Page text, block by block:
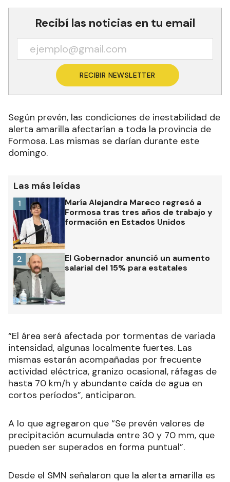
Recibí las noticias en tu email
RECIBIR NEWSLETTER
Según prevén, las condiciones de inestabilidad de
alerta amarilla afectarían a toda la provincia de
Formosa. Las mismas se darían durante este
domingo.
Las más leídas
María Alejandra Mareco regresó a
Formosa tras tres años de trabajo y
formación en Estados Unidos
1
El Gobernador anunció un aumento
salarial del 15% para estatales
2
“El área será afectada por tormentas de variada
intensidad, algunas localmente fuertes. Las
mismas estarán acompañadas por frecuente
actividad eléctrica, granizo ocasional, ráfagas de
hasta 70 km/h y abundante caída de agua en
cortos períodos”, anticiparon.
A lo que agregaron que “Se prevén valores de
precipitación acumulada entre 30 y 70 mm, que
pueden ser superados en forma puntual”.
Desde el SMN señalaron que la alerta amarilla es